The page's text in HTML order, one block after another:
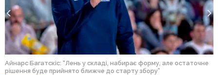
Айнарс Багатскіс: “Лень у складі, набирає форму, але остаточне
рішення буде прийнято ближче до старту збору”